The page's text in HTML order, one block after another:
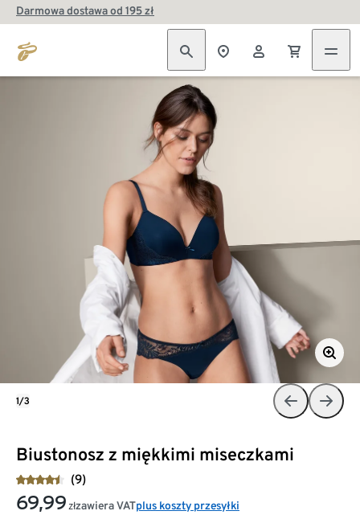
Darmowa dostawa od 195 zł
Biustonosz z miękkimi miseczkami
(9)
69,99 złzawiera VATplus koszty przesyłki
1/3